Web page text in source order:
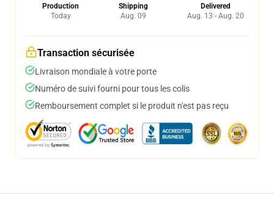
Production
Today
Shipping
Aug. 09
Delivered
Aug. 13 - Aug. 20
Transaction sécurisée
Livraison mondiale à votre porte
Numéro de suivi fourni pour tous les colis
Remboursement complet si le produit n'est pas reçu